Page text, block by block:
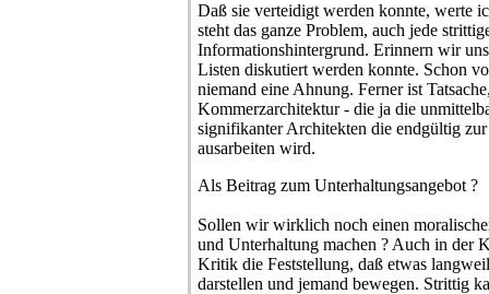
Daß sie verteidigt werden konnte, werte
steht das ganze Problem, auch jede
Informationshintergrund. Erinnern wir
Listen diskutiert werden konnte. Schon
niemand eine Ahnung. Ferner ist
Kommerzarchitektur - die ja die
signifikanter Architekten die endgültig
ausarbeiten wird.
Als Beitrag zum Unterhaltungsangebot ?
Sollen wir wirklich noch einen
und Unterhaltung machen ? Auch in der
Kritik die Feststellung, daß etwas
darstellen und jemand bewegen. Strittig